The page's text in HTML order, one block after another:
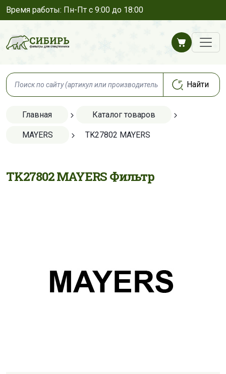
Время работы: Пн-Пт с 9:00 до 18:00
Главная Каталог товаров
MAYERS TK27802 MAYERS
TK27802 MAYERS Фильтр